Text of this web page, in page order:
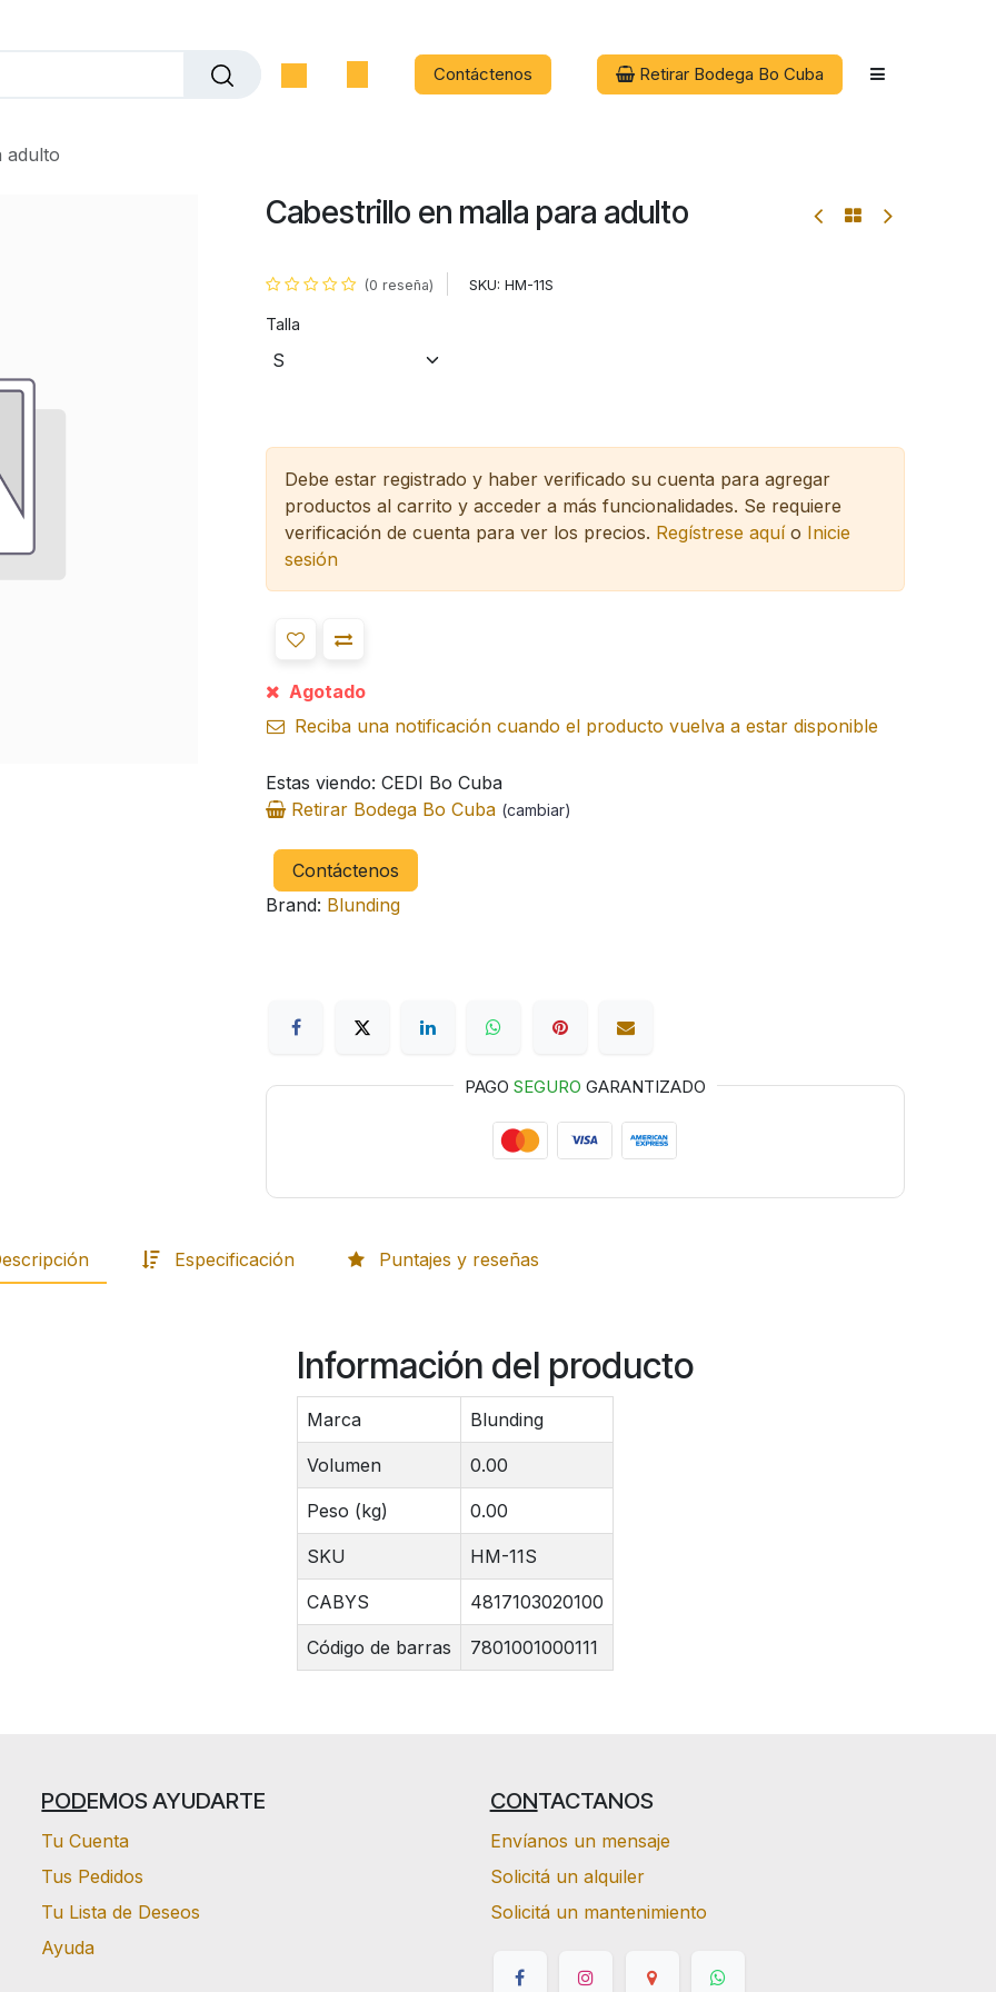
Contáctenos Retirar Bodega Bo Cuba
adulto
Cabestrillo en malla para adulto
(0 reseña) SKU: HM-11S
Talla
Debe estar registrado y haber verificado su cuenta para agregar
productos al carrito y acceder a más funcionalidades. Se requiere
verificación de cuenta para ver los precios. Regístrese aquío Inicie
sesión
Agotado
Reciba una notificación cuando el producto vuelva a estar disponible
Estas viendo: CEDI Bo Cuba
Retirar Bodega Bo Cuba (cambiar)
Contáctenos
Brand: Blunding
PAGO SEGURO GARANTIZADO
Especificación Puntajes y reseñas
Información del producto
Marca Blunding
Volumen 0.00
Peso (kg) 0.00
SKU HM-11S
CABYS 4817103020100
Código de barras 7801001000111
PODEMOS AYUDARTE
Tu Cuenta
Tus Pedidos
Tu Lista de Deseos
Ayuda
CONTACTANOS
Envíanos un mensaje
Solicitá un alquiler
Solicitá un mantenimiento